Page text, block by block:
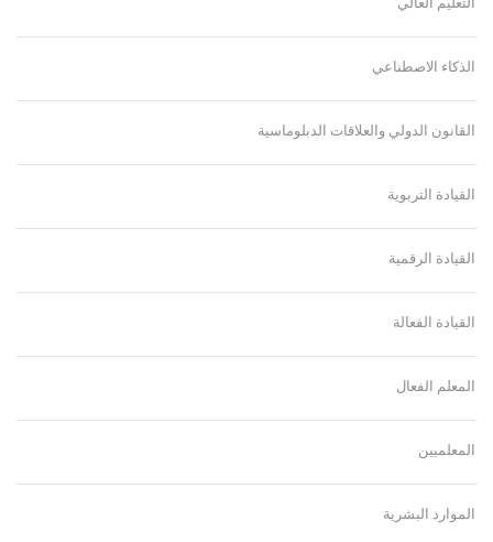
الذكاء الاصطناعي
القانون الدولي والعلاقات الدبلوماسية
القيادة التربوية
القيادة الرقمية
القيادة الفعالة
المعلم الفعال
المعلميين
الموارد البشرية